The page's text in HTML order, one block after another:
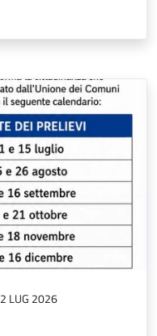
2 LUG 2026